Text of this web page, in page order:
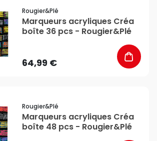
Rougier&plé
Marqueurs acryliques Créa
boîte 36 pcs - Rougier&Plé
64,99 €
Rougier&plé
Marqueurs acryliques Créa
boîte 48 pcs - Rougier&Plé